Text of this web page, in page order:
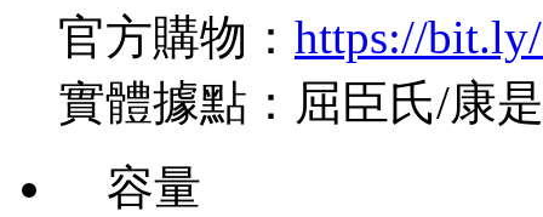
官方購物： https://
實體據點：屈臣氏/康
容量